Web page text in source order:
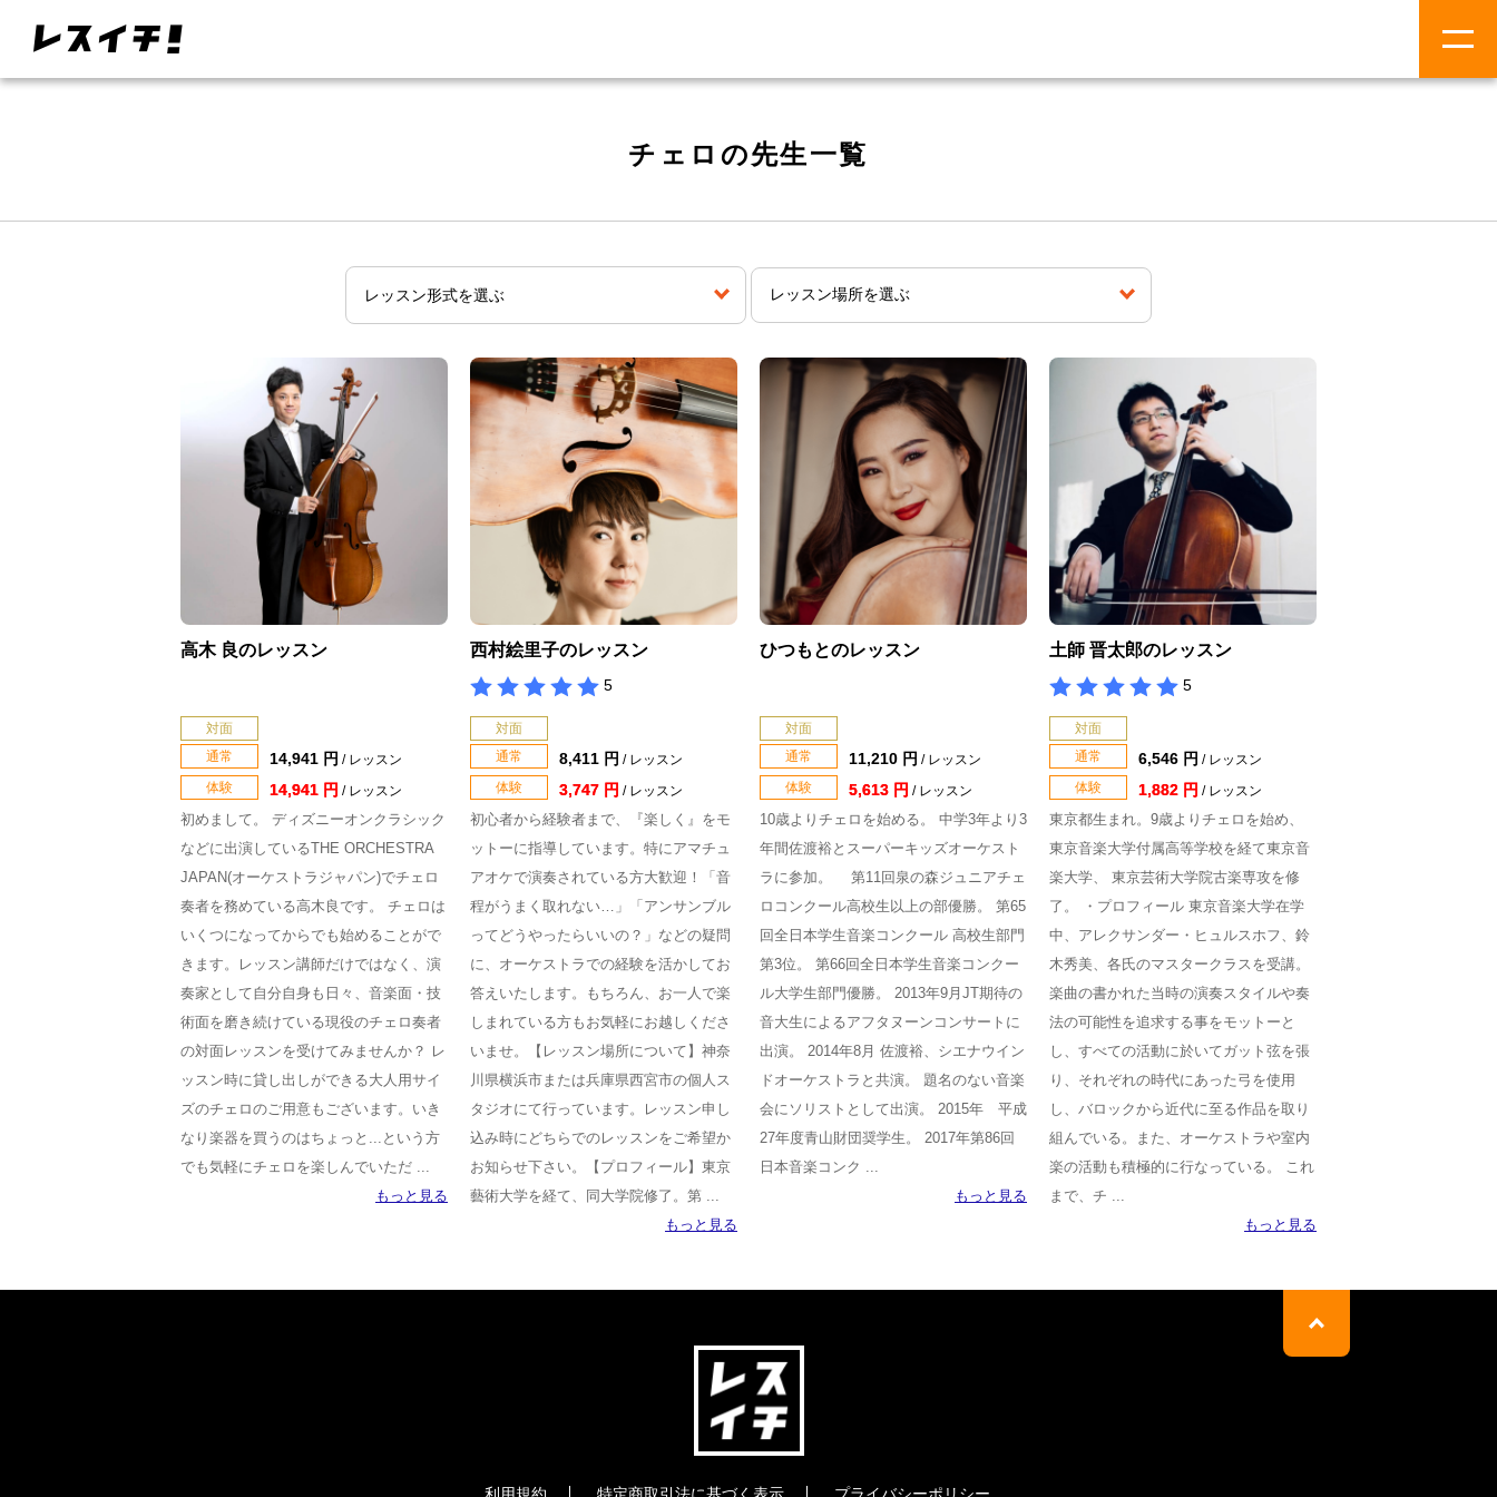
チェロの先生一覧
高木 良のレッスン
対面
通常
14,941 円 / レッスン
体験
14,941 円 / レッスン
初めまして。 ディズニーオンクラシック
などに出演しているTHE ORCHESTRA
JAPAN(オーケストラジャパン)でチェロ
奏者を務めている高木良です。 チェロは
いくつになってからでも始めることがで
きます。レッスン講師だけではなく、演
奏家として自分自身も日々、音楽面・技
術面を磨き続けている現役のチェロ奏者
の対面レッスンを受けてみませんか？ レ
ッスン時に貸し出しができる大人用サイ
ズのチェロのご用意もございます。いき
なり楽器を買うのはちょっと...という方
でも気軽にチェロを楽しんでいただ ...
もっと見る
西村絵里子のレッスン
5
対面
通常
8,411 円 / レッスン
体験
3,747 円 / レッスン
初心者から経験者まで、『楽しく』をモ
ットーに指導しています。特にアマチュ
アオケで演奏されている方大歓迎！「音
程がうまく取れない…」「アンサンブル
ってどうやったらいいの？」などの疑問
に、オーケストラでの経験を活かしてお
答えいたします。もちろん、お一人で楽
しまれている方もお気軽にお越しくださ
いませ。【レッスン場所について】神奈
川県横浜市または兵庫県西宮市の個人ス
タジオにて行っています。レッスン申し
込み時にどちらでのレッスンをご希望か
お知らせ下さい。【プロフィール】東京
藝術大学を経て、同大学院修了。第 ...
もっと見る
ひつもとのレッスン
対面
通常
11,210 円 / レッスン
体験
5,613 円 / レッスン
10歳よりチェロを始める。 中学3年より3
年間佐渡裕とスーパーキッズオーケスト
ラに参加。 第11回泉の森ジュニアチェ
ロコンクール高校生以上の部優勝。 第65
回全日本学生音楽コンクール 高校生部門
第3位。 第66回全日本学生音楽コンクー
ル大学生部門優勝。 2013年9月JT期待の
音大生によるアフタヌーンコンサートに
出演。 2014年8月 佐渡裕、シエナウイン
ドオーケストラと共演。 題名のない音楽
会にソリストとして出演。 2015年 平成
27年度青山財団奨学生。 2017年第86回
日本音楽コンク ...
もっと見る
土師 晋太郎のレッスン
5
対面
通常
6,546 円 / レッスン
体験
1,882 円 / レッスン
東京都生まれ。9歳よりチェロを始め、
東京音楽大学付属高等学校を経て東京音
楽大学、 東京芸術大学院古楽専攻を修
了。 ・プロフィール 東京音楽大学在学
中、アレクサンダー・ヒュルスホフ、鈴
木秀美、各氏のマスタークラスを受講。
楽曲の書かれた当時の演奏スタイルや奏
法の可能性を追求する事をモットーと
し、すべての活動に於いてガット弦を張
り、それぞれの時代にあった弓を使用
し、バロックから近代に至る作品を取り
組んでいる。また、オーケストラや室内
楽の活動も積極的に行なっている。 これ
まで、チ ...
もっと見る